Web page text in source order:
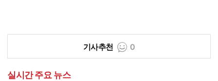
기사추천 0
실시간 주요 뉴스